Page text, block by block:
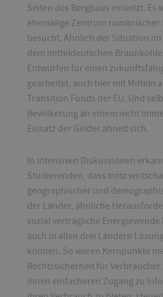
Seiten des Bergbaus einsetzt. Es
ehemalige Zentrum
besucht. Ähnlich der Situation
dem mitteldeutschen
Entwürfen für einen
gearbeitet, auch hier mit Mitteln
Transition Fonds der EU. Und
Bevölkerung an einem nicht
Einsatz der Gelder ähnelt sich.
In intensiven Diskussionen
Studierenden, dass trotz
geographischer und
der Länder, ähnliche
sozial verträgliche Energiewende
auch in allen drei Ländern
können. So waren Kernpunkte
Rechtssicherheit für
ihnen einfacheren Zugang zu